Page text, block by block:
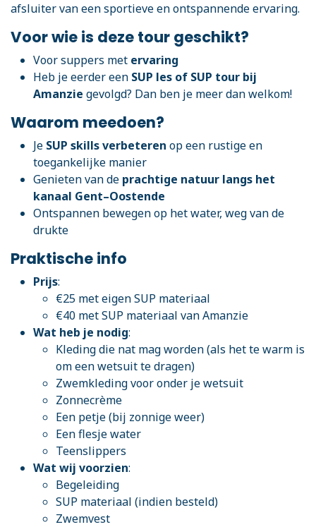
afsluiter van een sportieve en ontspannende ervaring.
Voor wie is deze tour geschikt?
Voor suppers met ervaring
Heb je eerder een SUP les of SUP tour bij
Amanzie gevolgd? Dan ben je meer dan welkom!
Waarom meedoen?
Je SUP skills verbeteren op een rustige en
toegankelijke manier
Genieten van de prachtige natuur langs het
kanaal Gent–Oostende
Ontspannen bewegen op het water, weg van de
drukte
Praktische info
Prijs:
€25 met eigen SUP materiaal
€40 met SUP materiaal van Amanzie
Wat heb je nodig:
Kleding die nat mag worden (als het te warm is
om een wetsuit te dragen)
Zwemkleding voor onder je wetsuit
Zonnecrème
Een petje (bij zonnige weer)
Een flesje water
Teenslippers
Wat wij voorzien:
Begeleiding
SUP materiaal (indien besteld)
Zwemvest